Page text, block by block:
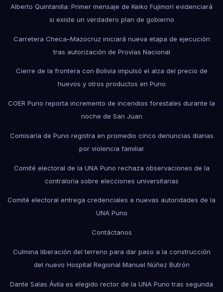
Alberto Quintanilla: Primer mensaje de Keiko Fujimori evidenciará
si existe un verdadero plan de gobierno
Carretera Checa–Mazocruz iniciará nueva etapa de ejecución
tras autorización de Provías Nacional
Cierre de la frontera con Bolivia impulsó el alza del precio de
huevos y otros productos en Puno
COER Puno reporta incremento de incendios forestales durante la
noche de San Juan
Comisaría de Puno registra en promedio cinco denuncias diarias
por violencia familiar
Comité electoral de la UNA Puno rechaza observaciones de la
contraloría sobre elecciones universitarias
Comité electoral entrega credenciales a nuevas autoridades de la
UNA Puno
Contáctanos
Culmina liberación del terreno para dar paso a la construcción
del nuevo Hospital Regional Manuel Núñez Butrón
Dante Salas Ávila es elegido rector de la UNA Puno tras segunda